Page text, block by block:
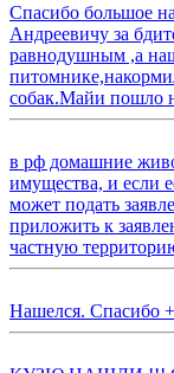
Спасибо большое
Андреевичу за
равнодушным ,а
собак.Майи пошло
в рф домашние
имущества, и если
может подать
приложить к
частную
Нашелся. Спасибо +